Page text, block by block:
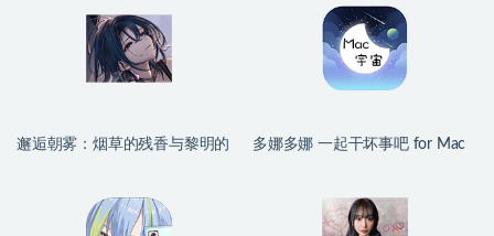
邂逅朝雾：烟草的残香与黎明的
多娜多娜 一起干坏事吧 for Mac